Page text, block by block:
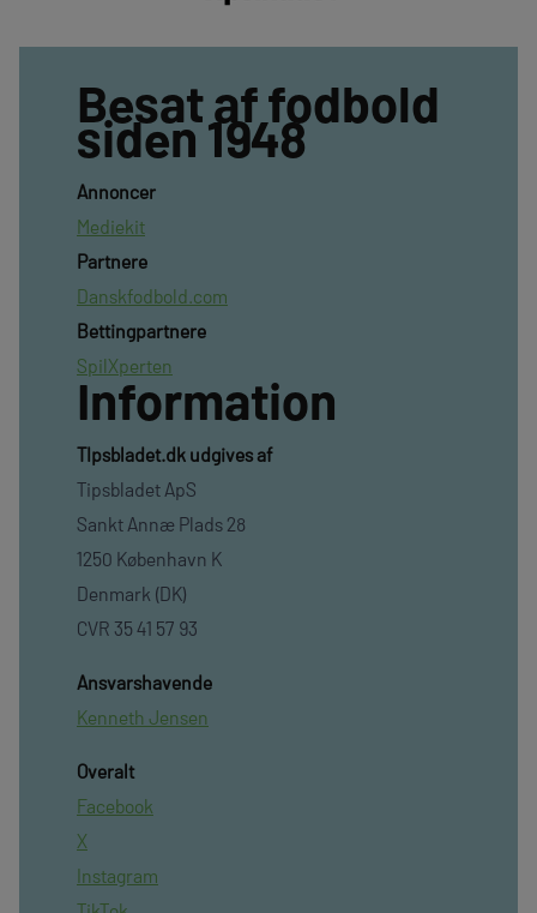
Besat af fodbold
siden 1948
Annoncer
Mediekit
Partnere
Danskfodbold.com
Bettingpartnere
SpilXperten
Information
TIpsbladet.dk udgives af
Tipsbladet ApS
Sankt Annæ Plads 28
1250 København K
Denmark (DK)
CVR 35 41 57 93
Ansvarshavende
Kenneth Jensen
Overalt
Facebook
X
Instagram